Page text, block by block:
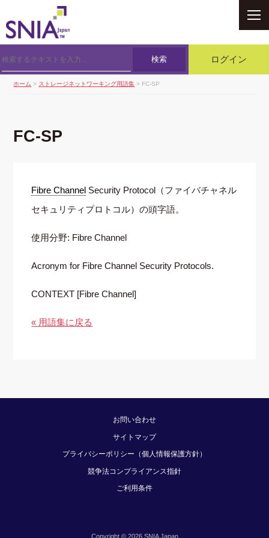
検索 ログイン
ホーム > ストレージネットワーキング用語集 > FC-SP
FC-SP
Fibre Channel Security Protocol（ファイバチャネル
セキュリティプロトコル）の頭字語。
使用分野: Fibre Channel
Acronym for Fibre Channel Security Protocols.
CONTEXT [Fibre Channel]
« 用語集に戻る
お問い合わせ
サイトマップ
プライバシーポリシー（個人情報保護方針）
競争法コンプライアンス指針
ご利用条件
Copyright © 2026 SNIA Japan